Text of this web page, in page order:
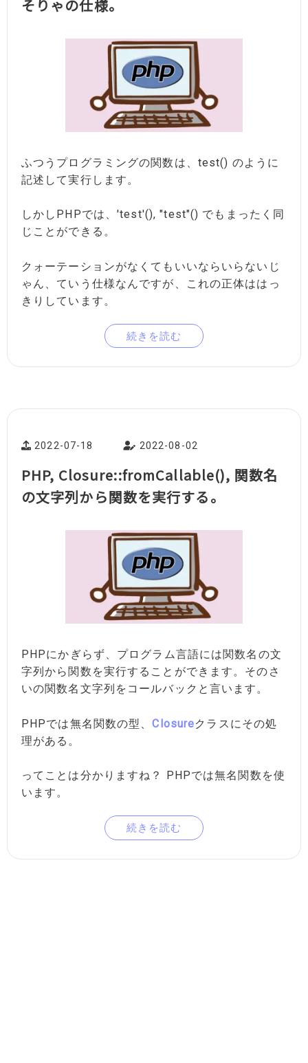
そりゃの仕様。
ふつうプログラミングの関数は、test() のように
記述して実行します。
しかしPHPでは、'test'(), "test"() でもまったく同
じことができる。
クォーテーションがなくてもいいならいらないじ
ゃん、ていう仕様なんですが、これの正体ははっ
きりしています。
続きを読む
2022-07-18 2022-08-02
PHP, Closure::fromCallable(), 関数名
の文字列から関数を実行する。
PHPにかぎらず、プログラム言語には関数名の文
字列から関数を実行することができます。そのさ
いの関数名文字列をコールバックと言います。
PHPでは無名関数の型、Closureクラスにその処
理がある。
ってことは分かりますね？ PHPでは無名関数を使
います。
続きを読む